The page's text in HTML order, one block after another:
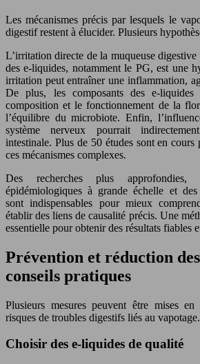
Les mécanismes précis par lesquels le
digestif restent à élucider. Plusieurs
L’irritation directe de la muqueuse digestive
des e-liquides, notamment le PG, est une
irritation peut entraîner une inflammation,
De plus, les composants des e-
composition et le fonctionnement de la
l’équilibre du microbiote. Enfin,
système nerveux pourrait
intestinale. Plus de 50 études sont en
ces mécanismes complexes.
Des recherches plus approfondies,
épidémiologiques à grande échelle et des
sont indispensables pour mieux
établir des liens de causalité précis. Une
essentielle pour obtenir des résultats fiables
Prévention et réduction
conseils pratiques
Plusieurs mesures peuvent être mises
risques de troubles digestifs liés au vapotage.
Choisir des e-liquides de qualité